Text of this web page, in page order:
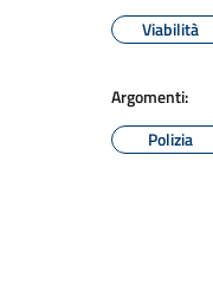
Viabilità
Argomenti:
Polizia